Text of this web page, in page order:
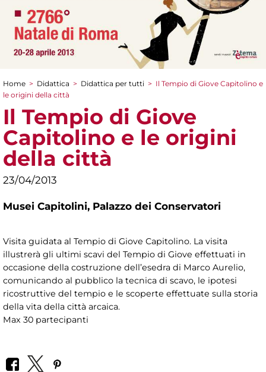
Tu sei qui
Home > Didattica > Didattica per tutti > Il Tempio di Giove Capitolino e
le origini della città
Il Tempio di Giove
Capitolino e le origini
della città
23/04/2013
Musei Capitolini, Palazzo dei Conservatori
Visita guidata al Tempio di Giove Capitolino. La visita
illustrerà gli ultimi scavi del Tempio di Giove effettuati in
occasione della costruzione dell’esedra di Marco Aurelio,
comunicando al pubblico la tecnica di scavo, le ipotesi
ricostruttive del tempio e le scoperte effettuate sulla storia
della vita della città arcaica.
Max 30 partecipanti